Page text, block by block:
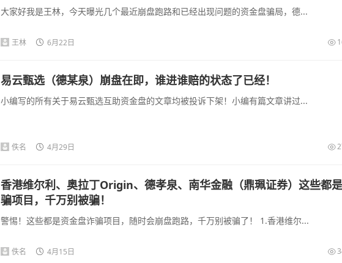
大家好我是王林，今天曝光几个最近崩盘跑路和已经出现问题的资金盘骗局，德...
王林 6月22日
易云甄选（德某泉）崩盘在即，谁进谁赔的状态了已经！
小编写的所有关于易云甄选互助资金盘的文章均被投诉下架！小编有篇文章讲过...
佚名 4月29日
香港维尔利、奥拉丁Origin、德孝泉、南华金融（鼎珮证券）这些都
骗项目，千万别被骗！
警惕！这些都是资金盘诈骗项目，随时会崩盘跑路，千万别被骗了！ 1.香港维尔...
佚名 4月15日